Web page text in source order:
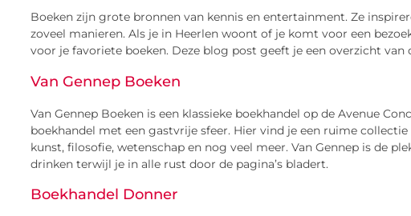
Boeken zijn grote bronnen van kennis en entertainment. Ze
zoveel manieren. Als je in Heerlen woont of je komt voor een
voor je favoriete boeken. Deze blog post geeft je een overzicht van
Van Gennep Boeken
Van Gennep Boeken is een klassieke boekhandel op de Avenue
boekhandel met een gastvrije sfeer. Hier vind je een ruime
kunst, filosofie, wetenschap en nog veel meer. Van Gennep is de
drinken terwijl je in alle rust door de pagina’s bladert.
Boekhandel Donner